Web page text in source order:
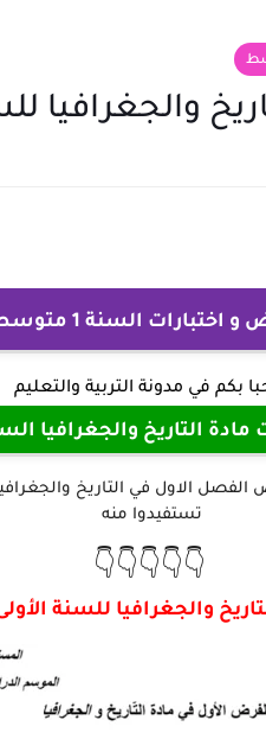
والجغرافيا
اختبارات السنة 1 متوسط
بكم في مدونة التربية والتعليم
التاريخ والجغرافيا السنة 1
تستفيدوا منه
👇👇👇👇👇
والجغرافيا للسنة